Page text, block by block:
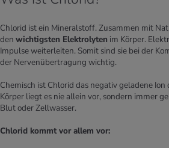
Chlorid ist ein Mineralstoff. Zusammen mit
den wichtigsten Elektrolyten im Körper.
Impulse weiterleiten. Somit sind sie bei der
der Nervenübertragung wichtig.
Chemisch ist Chlorid das negativ geladene Ion
Körper liegt es nie allein vor, sondern immer
Blut oder Zellwasser.
Chlorid kommt vor allem vor: